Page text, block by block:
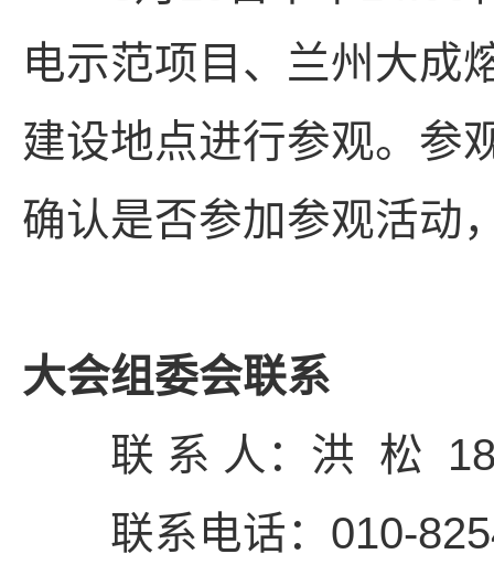
电示范项目、兰州大成
建设地点进行参观。参
确认是否参加参观活动
大会组委会联系
联 系 人：洪 松
联系电话：010-